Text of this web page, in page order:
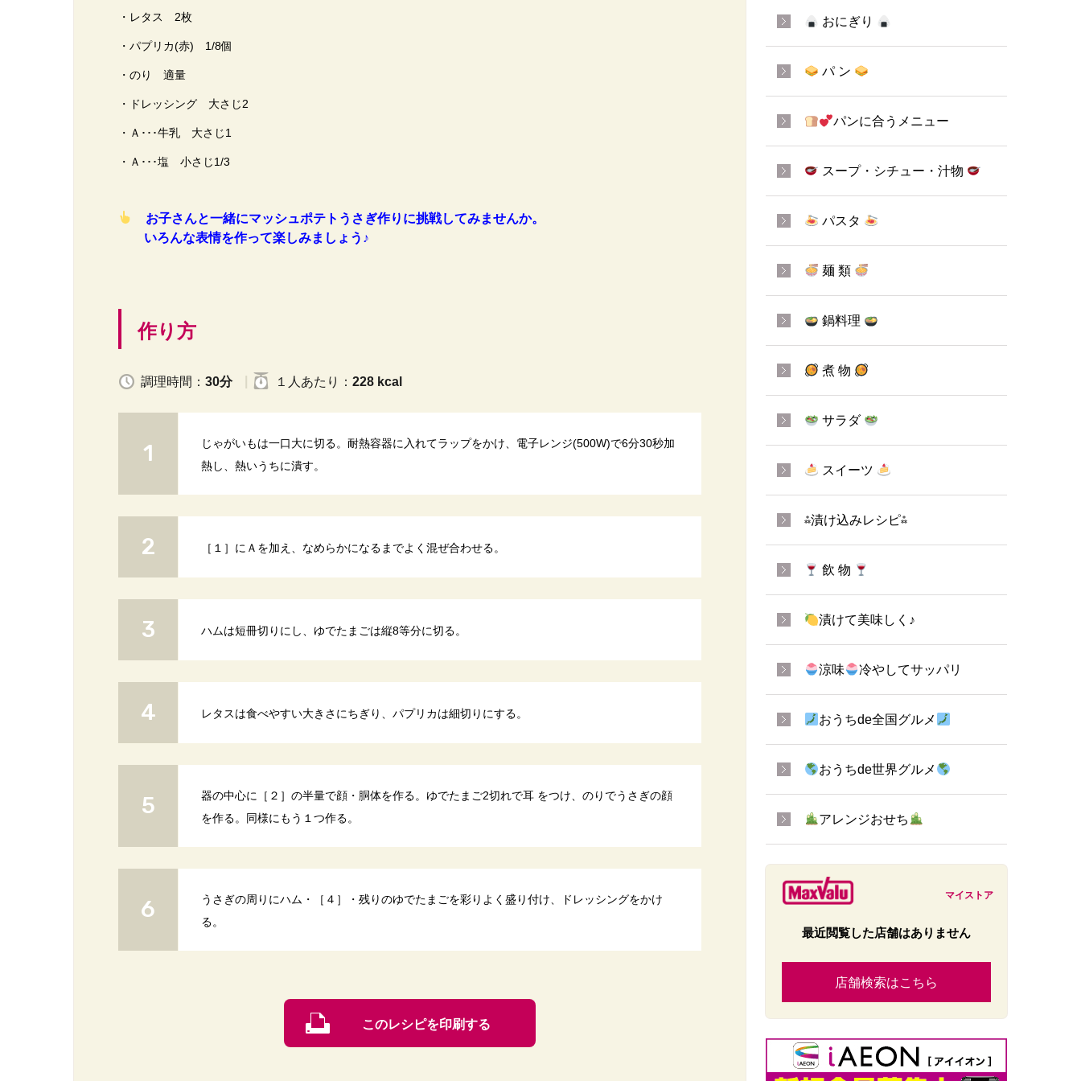
・レタス 2枚
・パプリカ(赤) 1/8個
・のり 適量
・ドレッシング 大さじ2
・Ａ･･･牛乳 大さじ1
・Ａ･･･塩 小さじ1/3
お子さんと一緒にマッシュポテトうさぎ作りに挑戦してみませんか。
いろんな表情を作って楽しみましょう♪
作り方
調理時間： 30分 １人 あたり ： 228 kcal
じゃがいもは一口大に切る。耐熱容器に入れてラップをかけ、電子レンジ(500W)で6分30秒加
熱し、熱いうちに潰す。
［１］にＡを加え、なめらかになるまでよく混ぜ合わせる。
ハムは短冊切りにし、ゆでたまごは縦8等分に切る。
レタスは食べやすい大きさにちぎり、パプリカは細切りにする。
器の中心に［２］の半量で顔・胴体を作る。ゆでたまご2切れで耳 をつけ、のりでうさぎの顔
を作る。同様にもう１つ作る。
うさぎの周りにハム・［４］・残りのゆでたまごを彩りよく盛り付け、ドレッシングをかけ
る。
このレシピを印刷する
おにぎり
パ ン
パンに合うメニュー
スープ・シチュー・汁物
パスタ
麺 類
鍋料理
煮 物
サラダ
スイーツ
⁂漬け込みレシピ⁂
飲 物
漬けて美味しく♪
涼味 冷やしてサッパリ
おうちde全国グルメ
おうちde世界グルメ
アレンジおせち
マイストア
最近閲覧した店舗はありません
店舗検索はこちら